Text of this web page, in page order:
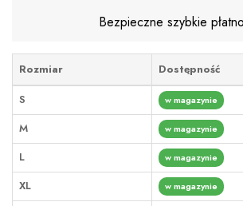
Bezpieczne szybkie
Rozmiar
Dostępność
S
w magazynie
M w magazynie
L w magazynie
XL w magazynie